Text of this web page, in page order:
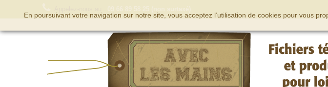
En poursuivant votre navigation sur notre site, vous acceptez l’utilisation de cookies pour vous